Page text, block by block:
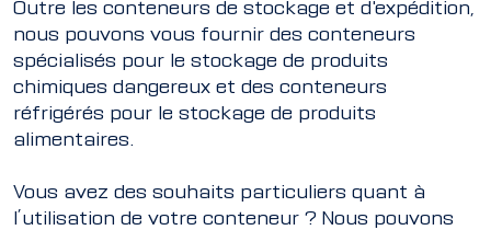
Outre les conteneurs de stockage et d'expédition,
nous pouvons vous fournir des conteneurs
spécialisés pour le stockage de produits
chimiques dangereux et des conteneurs
réfrigérés pour le stockage de produits
alimentaires.
Vous avez des souhaits particuliers quant à
l’utilisation de votre conteneur ? Nous pouvons